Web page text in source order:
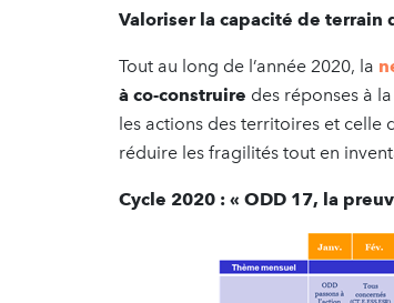
Valoriser la capacité de
Tout au long de l’année 2020, la
à co-construire des réponses à
les actions des territoires et celle
réduire les fragilités tout en
Cycle 2020 : « ODD 17, la